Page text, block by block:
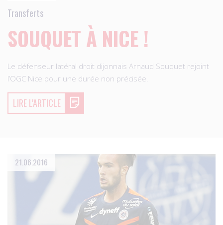
Transferts
SOUQUET À NICE !
Le défenseur latéral droit dijonnais Arnaud Souquet rejoint
l’OGC Nice pour une durée non précisée.
LIRE L'ARTICLE
21.06.2016